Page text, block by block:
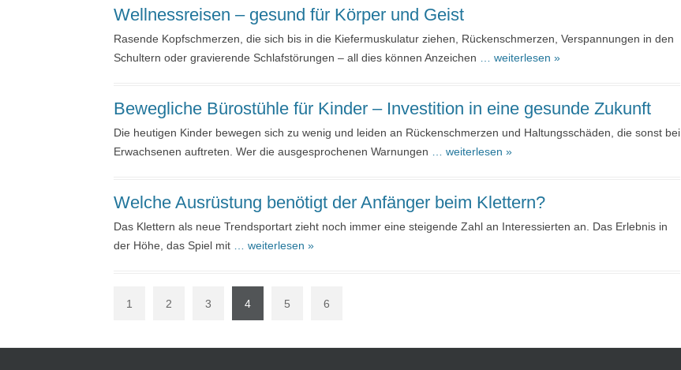
Wellnessreisen – gesund für Körper und Geist
Rasende Kopfschmerzen, die sich bis in die Kiefermuskulatur ziehen, Rückenschmerzen, Verspannungen in den
Schultern oder gravierende Schlafstörungen – all dies können Anzeichen
… weiterlesen »
Bewegliche Bürostühle für Kinder – Investition in eine gesunde Zukunft
Die heutigen Kinder bewegen sich zu wenig und leiden an Rückenschmerzen und Haltungsschäden, die sonst bei
Erwachsenen auftreten. Wer die ausgesprochenen Warnungen
… weiterlesen »
Welche Ausrüstung benötigt der Anfänger beim Klettern?
Das Klettern als neue Trendsportart zieht noch immer eine steigende Zahl an Interessierten an. Das Erlebnis in
der Höhe, das Spiel mit
… weiterlesen »
1 2 3 4 5 6